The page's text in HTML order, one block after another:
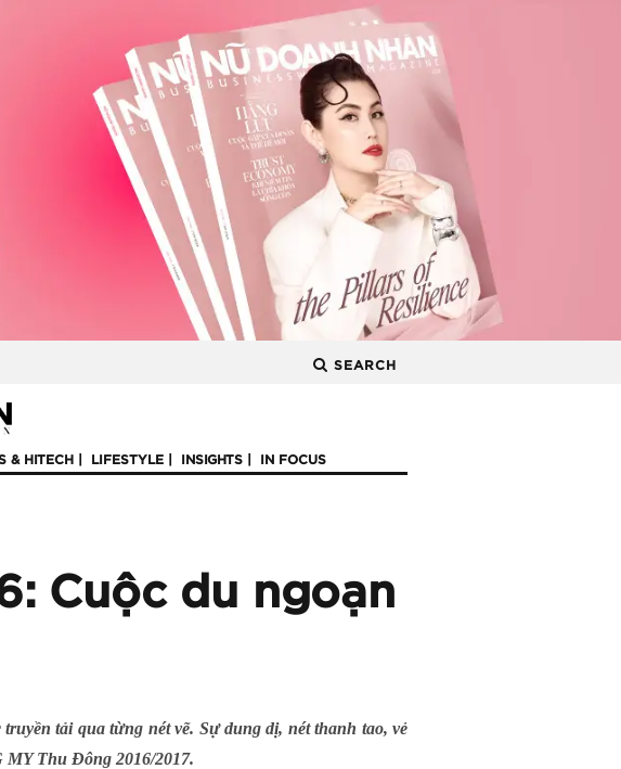
SEARCH
& HITECH LIFESTYLE INSIGHTS IN FOCUS
Cuộc du ngoạn
tải qua từng nét vẽ. Sự dung dị, nét thanh tao, vẻ
Thu Đông 2016/2017.